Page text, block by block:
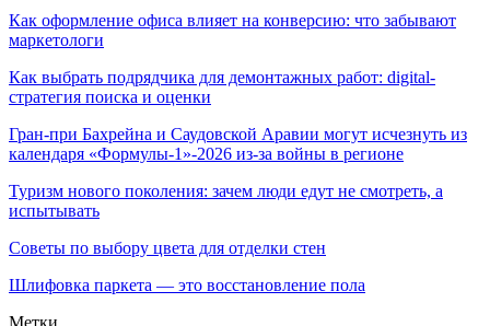
Как оформление офиса влияет на конверсию: что забывают
маркетологи
Как выбрать подрядчика для демонтажных работ: digital-
стратегия поиска и оценки
Гран-при Бахрейна и Саудовской Аравии могут исчезнуть из
календаря «Формулы-1»-2026 из-за войны в регионе
Туризм нового поколения: зачем люди едут не смотреть, а
испытывать
Советы по выбору цвета для отделки стен
Шлифовка паркета — это восстановление пола
Метки